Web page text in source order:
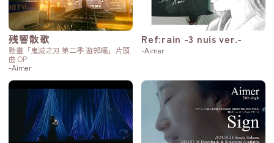
残響散歌
動畫「鬼滅之刃 第二季 遊郭編」片頭
曲 OP
-Aimer
Ref:rain -3 nuis ver.-
-Aimer